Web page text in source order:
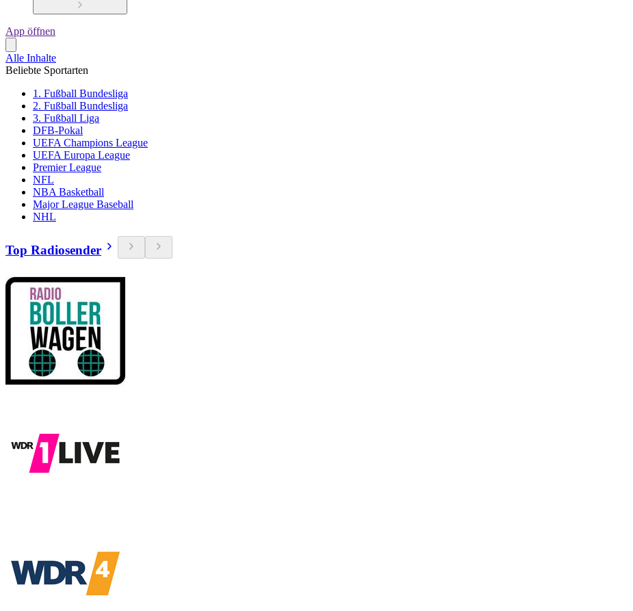
App öffnen
Alle Inhalte
Beliebte Sportarten
1. Fußball Bundesliga
2. Fußball Bundesliga
3. Fußball Liga
DFB-Pokal
UEFA Champions League
UEFA Europa League
Premier League
NFL
NBA Basketball
Major League Baseball
NHL
Top Radiosender